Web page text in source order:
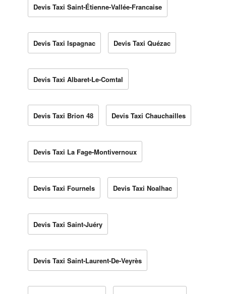
Devis Taxi Saint-Étienne-Vallée-Francaise
Devis Taxi Ispagnac Devis Taxi Quézac
Devis Taxi Albaret-Le-Comtal
Devis Taxi Brion 48 Devis Taxi Chauchailles
Devis Taxi La Fage-Montivernoux
Devis Taxi Fournels Devis Taxi Noalhac
Devis Taxi Saint-Juéry
Devis Taxi Saint-Laurent-De-Veyrès